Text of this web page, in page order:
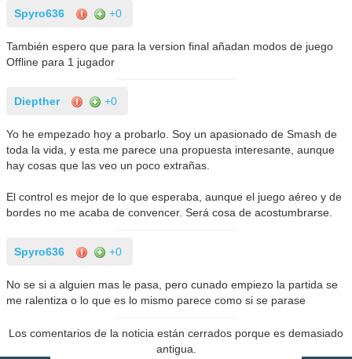
Spyro636 +0
También espero que para la version final añadan modos de juego
Offline para 1 jugador
Diepther +0
Yo he empezado hoy a probarlo. Soy un apasionado de Smash de
toda la vida, y esta me parece una propuesta interesante, aunque
hay cosas que las veo un poco extrañas.
El control es mejor de lo que esperaba, aunque el juego aéreo y de
bordes no me acaba de convencer. Será cosa de acostumbrarse.
Spyro636 +0
No se si a alguien mas le pasa, pero cunado empiezo la partida se
me ralentiza o lo que es lo mismo parece como si se parase
Los comentarios de la noticia están cerrados porque es demasiado
antigua.